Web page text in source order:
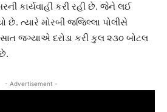
કાર્યવાહી કરી રહી છે. જેને લઈ
છે. ત્યારે મોરબી જજિલ્લા પોલીસે
જગ્યાએ દરોડા કરી કુલ ૨૩૦ બોટલ
- Advertisement -